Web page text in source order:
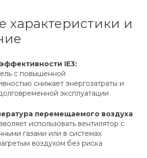
характеристики и
IE3:
с повышенной
снижает энергозатраты и
эксплуатации
перемещаемого воздуха
использовать вентилятор с
газами или в системах
воздухом без риска